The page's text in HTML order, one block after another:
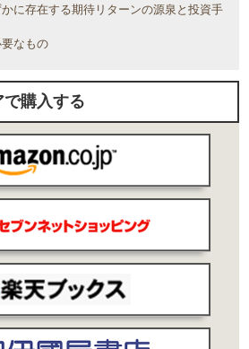
に存在する期待リターンの源泉と投資手
なもの
購入する